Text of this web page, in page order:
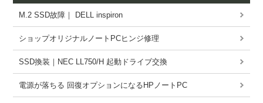
M.2 SSD故障｜ DELL inspiron
ショップオリジナルノートPCヒンジ修理
SSD換装｜NEC LL750/H 起動ドライブ交換
電源が落ちる 回復オプションになるHPノートPC